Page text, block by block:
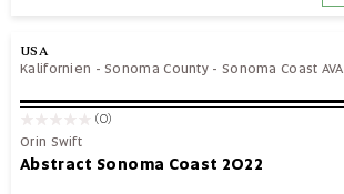
USA
Kalifornien -Sonoma County - Sonoma Coast AVA
(0)
Orin Swift
Abstract Sonoma Coast 2022